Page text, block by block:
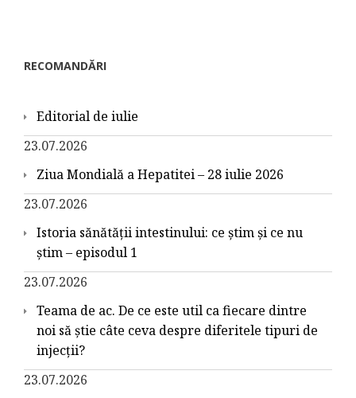
RECOMANDĂRI
Editorial de iulie
23.07.2026
Ziua Mondială a Hepatitei – 28 iulie 2026
23.07.2026
Istoria sănătății intestinului: ce știm și ce nu
știm – episodul 1
23.07.2026
Teama de ac. De ce este util ca fiecare dintre
noi să știe câte ceva despre diferitele tipuri de
injecții?
23.07.2026